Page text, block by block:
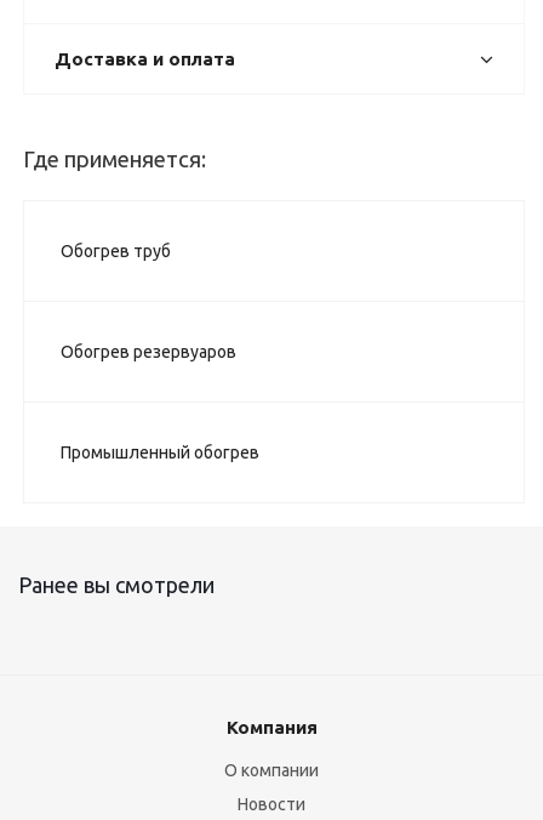
Доставка и оплата
Где применяется:
Обогрев труб
Обогрев резервуаров
Промышленный обогрев
Ранее вы смотрели
Компания
О компании
Новости